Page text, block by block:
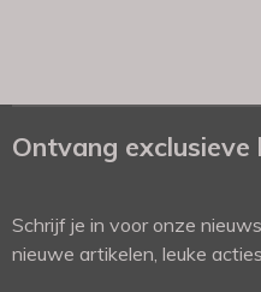
Ontvang exclusieve
Schrijf je in voor onze
nieuwe artikelen, leuke